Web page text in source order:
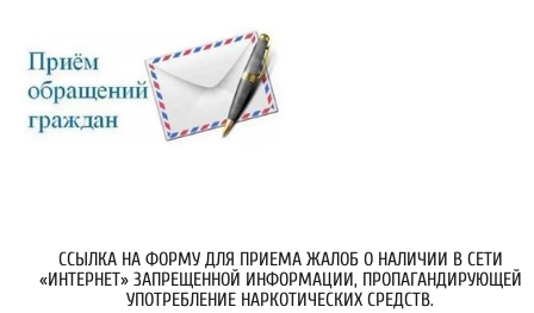
ССЫЛКА НА ФОРМУ ДЛЯ ПРИЕМА ЖАЛОБ О НАЛИЧИИ В СЕТИ
«ИНТЕРНЕТ» ЗАПРЕЩЕННОЙ ИНФОРМАЦИИ, ПРОПАГАНДИРУЮЩЕЙ
УПОТРЕБЛЕНИЕ НАРКОТИЧЕСКИХ СРЕДСТВ.